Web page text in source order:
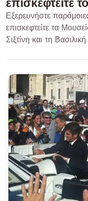
Εξερευνήστε
επισκεφτείτε τα
Σιξτίνη και τη